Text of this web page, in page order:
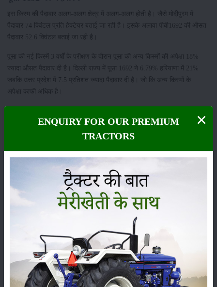
इस किस्म की पैदावार अलग-अलग क्षेत्र में अलग-अलग होती है। जैसे मोदीपुरम में
पैदावार 74 क्विंटल प्रति हेक्टेयर बताई जा रही है। इसके अलावा पीबी1692 की औसत
पैदावार 52.6 क्विंटल बताई जा रही है।
पूसा की नई किस्में 3 वर्षों के परीक्षण के दौरान पूसा की अन्य किस्मों की अपेक्षा 18%
ज्यादा औसत पैदावार दी है। दिल्ली राज्य में पूसा 1692 ने 6.79% हरियाणा में 21%
जबकि उत्तर प्रदेश में 7.5 प्रतिशत ज्यादा पैदावार दी है। जो कि अन्य किस्मों के
अपेक्षा काफी अधिक है।
पैदावार : किसान होंगे मालामाल
पीबी 1692 के प्रमुख गुण :
इस किस्म के बालियों की औसत लंबाई 27 सेंटीमीटर होती है जो पूरी तरह से फैली होती
है। इसके 1000 बीजों का भार लगभग 29 ग्राम होता है। इस किस्म की रोग प्रतिरोधी
क्षमता अन्य किस्मों की अपेक्षा काफी अधिक है।
इसकी रोग प्रतिरोधी क्षमता पूसा 1121 की भांति काम करती है लेकिन गर्दन तोड़ बीमारी
में यह पूसा 1121 से अधिक सहनशील है। इस किस्म के चावल लगभग 9 मिलीमीटर
लंबी और 2 मिलीमीटर चौड़े होते हैं। जबकि पकने के बाद चावल की लंबाई 75 मिली
मीटर तक हो जाती है इस प्रकार के चावल की खुशबू काफी अच्छी होती है।
धान की कटाई के बाद भंडारण के वैज्ञानिक तरीका
कम समय की किस्म होने के कारण इस की कटाई जल्दी हो जाती है जिससे खेत में दूसरी
ENQUIRY FOR OUR PREMIUM
TRACTORS